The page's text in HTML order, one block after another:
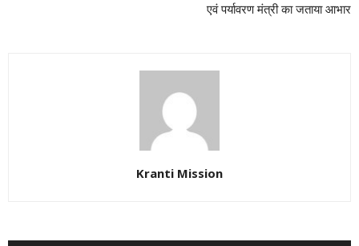
एवं पर्यावरण मंत्री का जताया आभार
Kranti Mission